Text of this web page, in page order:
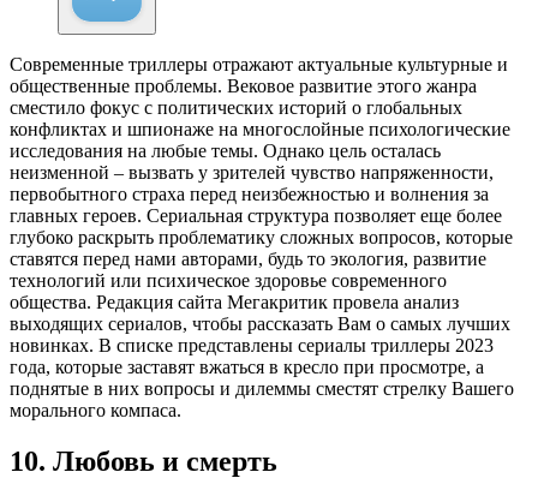
Современные триллеры отражают актуальные культурные и
общественные проблемы. Вековое развитие этого жанра
сместило фокус с политических историй о глобальных
конфликтах и шпионаже на многослойные психологические
исследования на любые темы. Однако цель осталась
неизменной – вызвать у зрителей чувство напряженности,
первобытного страха перед неизбежностью и волнения за
главных героев. Сериальная структура позволяет еще более
глубоко раскрыть проблематику сложных вопросов, которые
ставятся перед нами авторами, будь то экология, развитие
технологий или психическое здоровье современного
общества. Редакция сайта Мегакритик провела анализ
выходящих сериалов, чтобы рассказать Вам о самых лучших
новинках. В списке представлены сериалы триллеры 2023
года, которые заставят вжаться в кресло при просмотре, а
поднятые в них вопросы и дилеммы сместят стрелку Вашего
морального компаса.
10. Любовь и смерть